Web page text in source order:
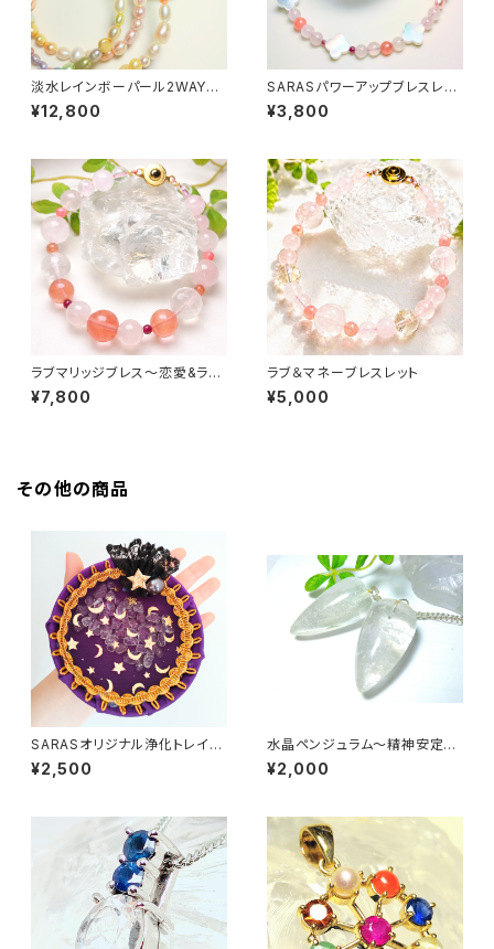
淡水レインボーパール2WAYネ
ックレス&ブレスレット〜全体運
アップ〜
¥12,800
SARASパワーアップブレスレッ
ト
¥3,800
ラブマリッジブレス〜恋愛&ラブ
運アップ〜
¥7,800
ラブ＆マネーブレスレット
¥5,000
その他の商品
SARASオリジナル浄化トレイ
Moon&star
¥2,500
水晶ペンジュラム〜精神安定&
安らぎ&浄化〜
¥2,000